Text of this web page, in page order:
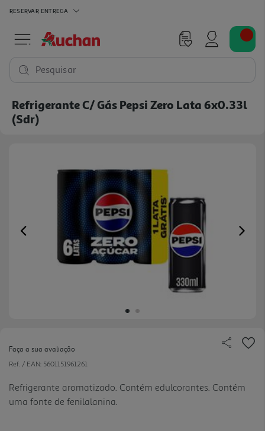
RESERVAR ENTREGA
Pesquisar
Refrigerante C/ Gás Pepsi Zero Lata 6x0.33l
(sdr)
Previous
Faça a sua avaliação
Ref. / EAN: 5601151961261
Refrigerante aromatizado. Contém edulcorantes. Contém
uma fonte de fenilalanina.